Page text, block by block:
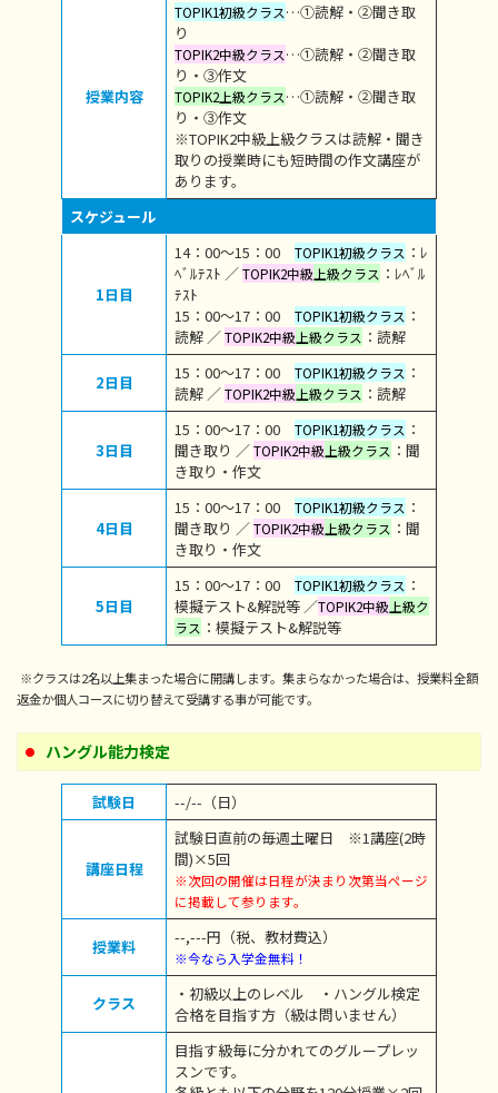
授業内容
TOPIK1初級クラス…①読解・②聞き取
り
TOPIK2中級クラス…①読解・②聞き取
り・③作文
TOPIK2上級クラス…①読解・②聞き取
り・③作文
※TOPIK2中級上級クラスは読解・聞き
取りの授業時にも短時間の作文講座が
あります。
スケジュール
1日目
14：00～15：00 TOPIK1初級クラス ：ﾚ
ﾍﾞﾙﾃｽﾄ ／TOPIK2中級 上級クラス ：ﾚﾍﾞﾙ
ﾃｽﾄ
15：00～17：00 TOPIK1初級クラス ：
読解 ／TOPIK2中級 上級クラス ：読解
2日目 15：00～17：00 TOPIK1初級クラス ：
読解 ／TOPIK2中級 上級クラス ：読解
3日目
15：00～17：00 TOPIK1初級クラス ：
聞き取り ／TOPIK2中級 上級クラス ：聞
き取り・作文
4日目
15：00～17：00 TOPIK1初級クラス ：
聞き取り ／TOPIK2中級 上級クラス ：聞
き取り・作文
5日目
15：00～17：00 TOPIK1初級クラス ：
模擬テスト&解説等 ／TOPIK2中級 上級ク
ラス ：模擬テスト&解説等
※クラスは2名以上集まった場合に開講します。集まらなかった場合は、授業料全額
返金か個人コースに切り替えて受講する事が可能です。
ハングル能力検定
試験日 --/--（日）
講座日程
試験日直前の毎週土曜日 ※1講座(2時
間)×5回
※次回の開催は日程が決まり次第当ページ
に掲載して参ります。
授業料 --,---円（税、教材費込）
※今なら入学金無料！
クラス
・初級以上のレベル ・ハングル検定
合格を目指す方（級は問いません）
目指す級毎に分かれてのグループレッ
スンです。